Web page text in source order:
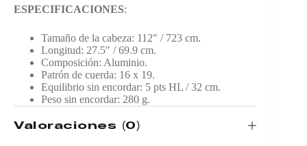
ESPECIFICACIONES:
Tamaño de la cabeza: 112″ / 723 cm.
Longitud: 27.5″ / 69.9 cm.
Composición: Aluminio.
Patrón de cuerda: 16 x 19.
Equilibrio sin encordar: 5 pts HL / 32 cm.
Peso sin encordar: 280 g.
Valoraciones (0)